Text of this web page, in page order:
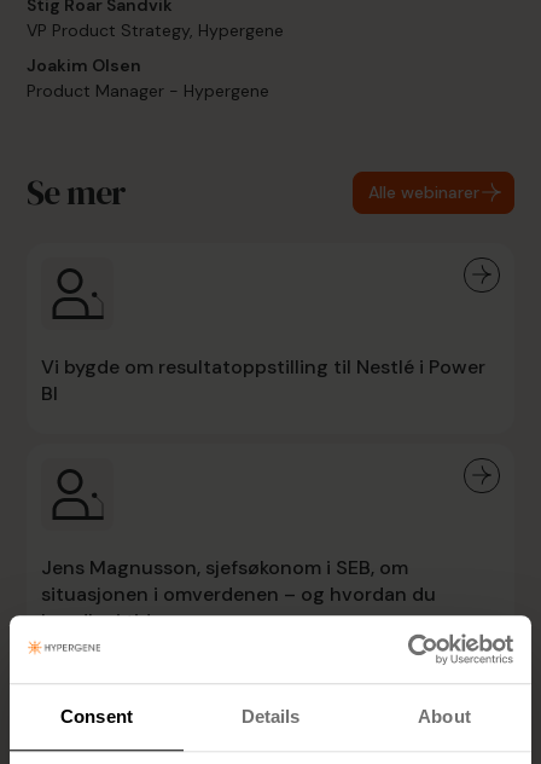
Consent Details About
Stig Roar Sandvik
VP Product Strategy, Hypergene
Joakim Olsen
Product Manager - Hypergene
Se mer Alle webinarer
Vi bygde om resultatoppstilling til Nestlé i Power
BI
Jens Magnusson, sjefsøkonom i SEB, om
situasjonen i omverdenen – og hvordan du
handler i tide.